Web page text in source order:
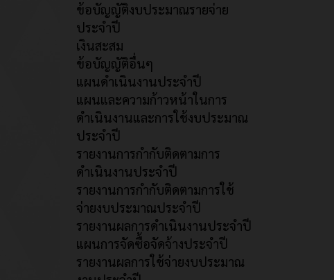
ข้อบัญญัติงบประมาณรายจ่าย
ประจำปี
เงินสะสม
ข้อบัญญัติอื่นๆ
แผนดำเนินงานประจำปี
แผนและความก้าวหน้าในการ
ดำเนินงานและการใช้งบประมาณ
ประจำปี
รายงานการกำกับติดตามการ
ดำเนินงานประจำปี
รายงานการกำกับติดตามการใช้
จ่ายงบประมาณประจำปี
รายงานผลการดำเนินงานประจำปี
แผนการจัดซื้อจัดจ้างประจำปี
รายงานผลการใช้จ่ายงบประมาณ